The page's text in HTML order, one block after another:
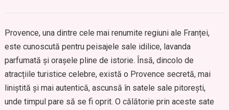
Provence, una dintre cele mai renumite regiuni ale Franței,
este cunoscută pentru peisajele sale idilice, lavanda
parfumată și orașele pline de istorie. Însă, dincolo de
atracțiile turistice celebre, există o Provence secretă, mai
liniștită și mai autentică, ascunsă în satele sale pitorești,
unde timpul pare să se fi oprit. O călătorie prin aceste sate